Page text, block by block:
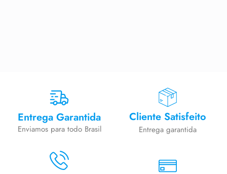
Entrega Garantida
Enviamos para todo Brasil
Cliente Satisfeito
Entrega garantida